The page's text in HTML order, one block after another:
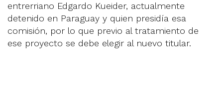
entrerriano Edgardo Kueider, actualmente
detenido en Paraguay y quien presidía esa
comisión, por lo que previo al tratamiento de
ese proyecto se debe elegir al nuevo titular.